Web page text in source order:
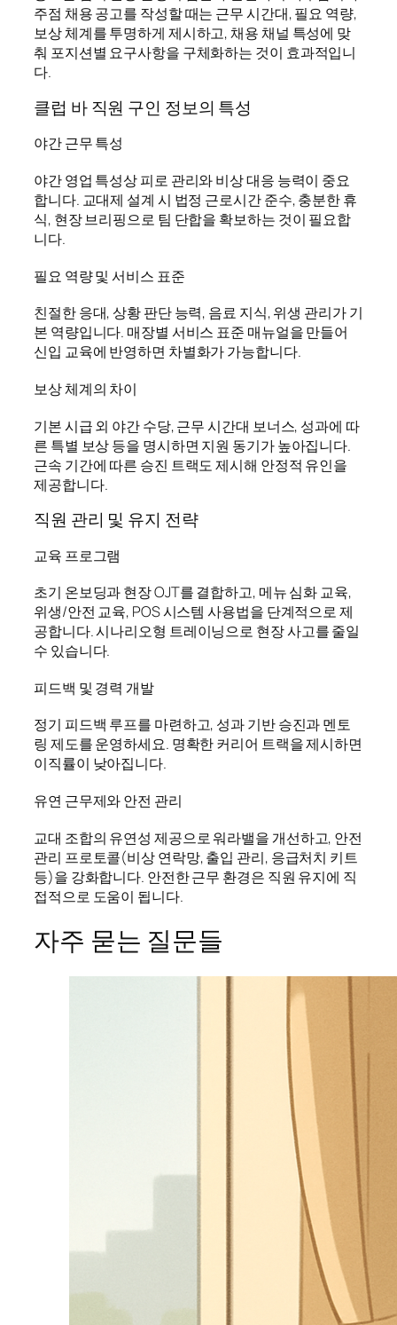
주점 채용 공고를 작성할 때는 근무 시간대, 필요 역량,
보상 체계를 투명하게 제시하고, 채용 채널 특성에 맞
춰 포지션별 요구사항을 구체화하는 것이 효과적입니
다.
클럽 바 직원 구인 정보의 특성
야간 근무 특성
야간 영업 특성상 피로 관리와 비상 대응 능력이 중요
합니다. 교대제 설계 시 법정 근로시간 준수, 충분한 휴
식, 현장 브리핑으로 팀 단합을 확보하는 것이 필요합
니다.
필요 역량 및 서비스 표준
친절한 응대, 상황 판단 능력, 음료 지식, 위생 관리가 기
본 역량입니다. 매장별 서비스 표준 매뉴얼을 만들어
신입 교육에 반영하면 차별화가 가능합니다.
보상 체계의 차이
기본 시급 외 야간 수당, 근무 시간대 보너스, 성과에 따
른 특별 보상 등을 명시하면 지원 동기가 높아집니다.
근속 기간에 따른 승진 트랙도 제시해 안정적 유인을
제공합니다.
직원 관리 및 유지 전략
교육 프로그램
초기 온보딩과 현장 OJT를 결합하고, 메뉴 심화 교육,
위생/안전 교육, POS 시스템 사용법을 단계적으로 제
공합니다. 시나리오형 트레이닝으로 현장 사고를 줄일
수 있습니다.
피드백 및 경력 개발
정기 피드백 루프를 마련하고, 성과 기반 승진과 멘토
링 제도를 운영하세요. 명확한 커리어 트랙을 제시하면
이직률이 낮아집니다.
유연 근무제와 안전 관리
교대 조합의 유연성 제공으로 워라밸을 개선하고, 안전
관리 프로토콜(비상 연락망, 출입 관리, 응급처치 키트
등)을 강화합니다. 안전한 근무 환경은 직원 유지에 직
접적으로 도움이 됩니다.
자주 묻는 질문들